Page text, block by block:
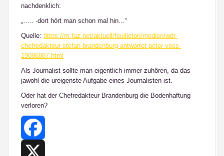
nachdenklich:
„….. -dort hört man schon mal hin…“
Quelle: https://m.faz.net/aktuell/feuilleton/medien/wdr-
chefredakteur-stefan-brandenburg-antwortet-peter-voss-
19086887.html
Als Journalist sollte man eigentlich immer zuhören, da das
jawohl die ureigenste Aufgabe eines Journalisten ist.
Oder hat der Chefredakteur Brandenburg die Bodenhaftung
verloren?
Facebook